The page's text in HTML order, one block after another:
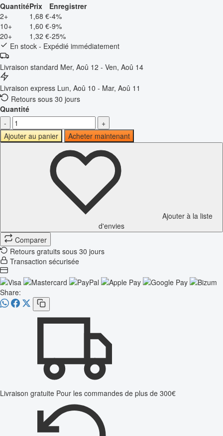
QuantitéPrix
Enregistrer
2+
1,68 €-4%
10+
1,60 €-9%
20+
1,32 €-25%
En stock - Expédié immédiatement
Livraison standard Mer, Aoû 12 - Ven, Aoû 14
Livraison express Lun, Aoû 10 - Mar, Aoû 11
Retours sous 30 jours
Quantité
-
+
Ajouter au panier
Acheter maintenant
Ajouter à la liste
d'envies
Comparer
Retours gratuits sous 30 jours
Transaction sécurisée
Share:
Livraison gratuite Pour les commandes de plus de 300€